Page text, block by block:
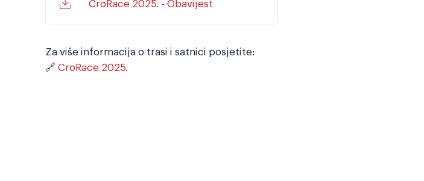
CroRace 2025. - Obavijest
Za više informacija o trasi i satnici posjetite:
🔗 CroRace 2025.